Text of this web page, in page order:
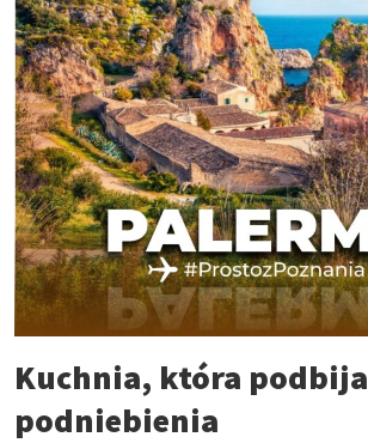
Kuchnia, która podbija
podniebienia